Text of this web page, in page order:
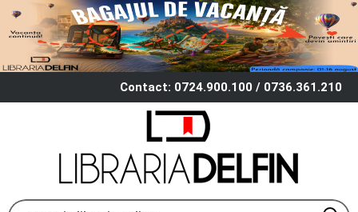
Contact: 0724.900.100 / 0736.361.210